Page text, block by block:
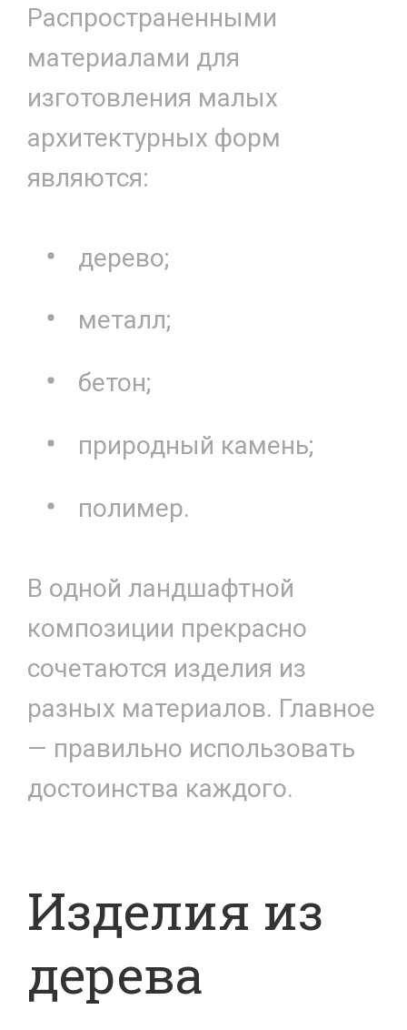
Распространенными
материалами для
изготовления малых
архитектурных форм
являются:
дерево;
металл;
бетон;
природный камень;
полимер.
В одной ландшафтной
композиции прекрасно
сочетаются изделия из
разных материалов. Главное
— правильно использовать
достоинства каждого.
Изделия из
дерева